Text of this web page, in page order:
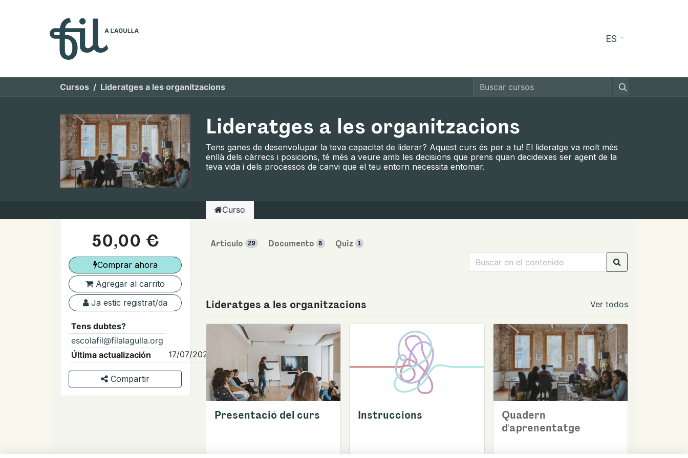
ES
Cursos Lideratges a les organitzacions
Lideratges a les organitzacions
Tens ganes de desenvolupar la teva capacitat de liderar? Aquest curs és per a tu! El lideratge va molt més
enllà dels càrrecs i posicions, té més a veure amb les decisions que prens quan decideixes ser agent de la
teva vida i dels processos de canvi que el teu entorn necessita entomar.
Endavant!​
50,00 €
Comprar ahora
Agregar al carrito
Ja estic registrat/da
Tens dubtes?
escolafil@filalagulla.org
Última actualización
17/07/2025
Compartir
Curso
Articulo 29 Documento 8 Quiz 1
Lideratges a les organitzacions Ver todos
Presentació del curs Instruccions
Quadern
d'aprenentatge